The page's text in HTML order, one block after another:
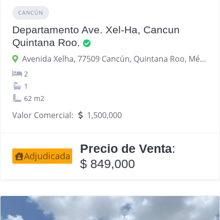
CANCÚN
Departamento Ave. Xel-Ha, Cancun
Quintana Roo.
Avenida Xelha, 77509 Cancún, Quintana Roo, México
2
1
62 m2
Valor Comercial: 1,500,000
Adjudicada
Precio de Venta:
$ 849,000